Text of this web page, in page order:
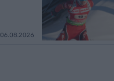
06.08.2026